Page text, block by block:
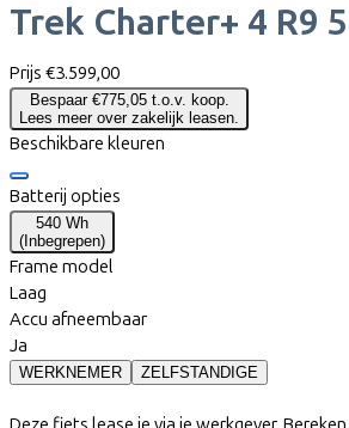
Trek Charter+ 4 R9
Prijs €3.599,00
Bespaar €775,05 t.o.v. koop.
Lees meer over zakelijk leasen.
Beschikbare kleuren
Batterij opties
540 Wh
( Inbegrepen)
Frame model
Laag
Accu afneembaar
Ja
WERKNEMER ZELFSTANDIGE